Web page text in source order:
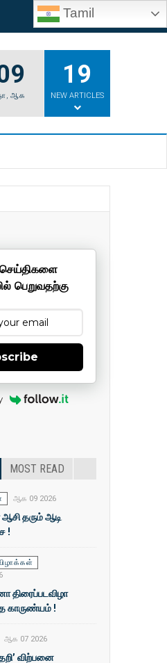
Tamil
, ஆக
19
NEW ARTICLES
பெறுவதற்கு
MOST READ
ஆக 09 2026
தரும் ஆடி
!
திரைப்படவிழா
காருண்யம் !
ஆக 07 2026
விற்பனை